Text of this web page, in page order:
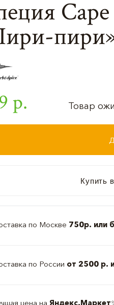
р. Товар
Купить
по Москве 750р. или
по России от 2500 р.
цена на Яндекс.Маркет